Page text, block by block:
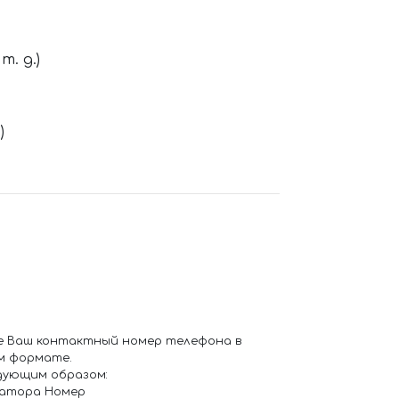
д.)
Ваш контактный номер телефона в
формате.
образом:
Номер